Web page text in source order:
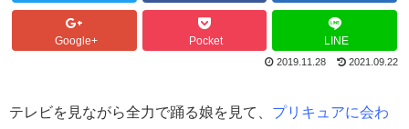
Google+ Pocket LINE
2019.11.28 2021.09.22
テレビを見ながら全力で踊る娘を見て、 プリキュアに会わ